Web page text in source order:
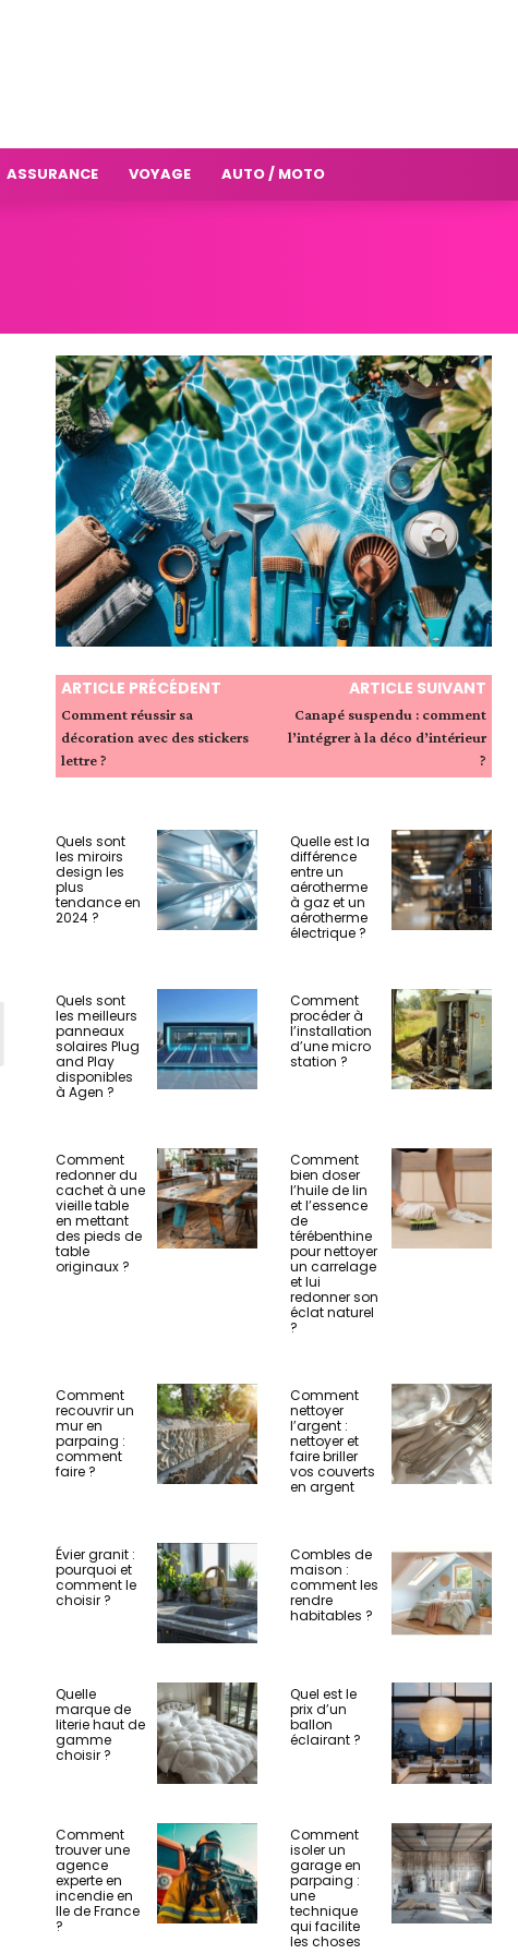
ASSURANCE VOYAGE AUTO / MOTO
ARTICLE PRÉCÉDENT
Comment réussir sa
décoration avec des stickers
lettre ?
ARTICLE SUIVANT
Canapé suspendu : comment
l’intégrer à la déco d’intérieur
?
Quels sont
les miroirs
design les
plus
tendance en
2024 ?
Quelle est la
différence
entre un
aérotherme
à gaz et un
aérotherme
électrique ?
Quels sont
les meilleurs
panneaux
solaires Plug
and Play
disponibles
à Agen ?
Comment
procéder à
l’installation
d’une micro
station ?
Comment
redonner du
cachet à une
vieille table
en mettant
des pieds de
table
originaux ?
Comment
bien doser
l’huile de lin
et l’essence
de
térébenthine
pour nettoyer
un carrelage
et lui
redonner son
éclat naturel
?
Comment
recouvrir un
mur en
parpaing :
comment
faire ?
Comment
nettoyer
l’argent :
nettoyer et
faire briller
vos couverts
en argent
Évier granit :
pourquoi et
comment le
choisir ?
Combles de
maison :
comment les
rendre
habitables ?
Quelle
marque de
literie haut de
gamme
choisir ?
Quel est le
prix d’un
ballon
éclairant ?
Comment
trouver une
agence
experte en
incendie en
Ile de France
?
Comment
isoler un
garage en
parpaing :
une
technique
qui facilite
les choses